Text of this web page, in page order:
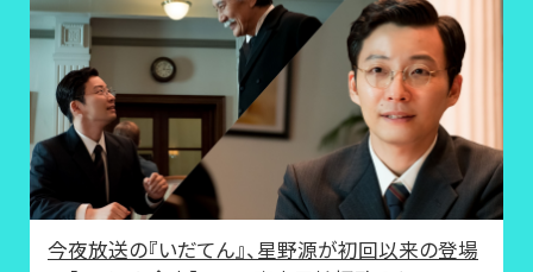
今夜放送の『いだてん』、星野源が初回以来の登場